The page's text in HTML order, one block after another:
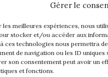
Gérer le
les meilleures expériences, nous
stocker et/ou accéder aux
ces technologies nous permettra
de navigation ou les ID uniques
son consentement peut avoir un
et fonctions.